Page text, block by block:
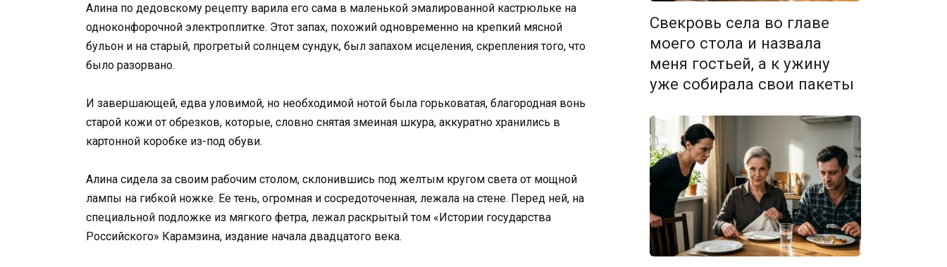
Алина по дедовскому рецепту варила его сама в маленькой эмалированной кастрюльке на
одноконфорочной электроплитке. Этот запах, похожий одновременно на крепкий мясной
бульон и на старый, прогретый солнцем сундук, был запахом исцеления, скрепления того, что
было разорвано.
И завершающей, едва уловимой, но необходимой нотой была горьковатая, благородная вонь
старой кожи от обрезков, которые, словно снятая змеиная шкура, аккуратно хранились в
картонной коробке из-под обуви.
Алина сидела за своим рабочим столом, склонившись под желтым кругом света от мощной
лампы на гибкой ножке. Ее тень, огромная и сосредоточенная, лежала на стене. Перед ней, на
специальной подложке из мягкого фетра, лежал раскрытый том «Истории государства
Российского» Карамзина, издание начала двадцатого века.
Свекровь села во главе
моего стола и назвала
меня гостьей, а к ужину
уже собирала свои пакеты